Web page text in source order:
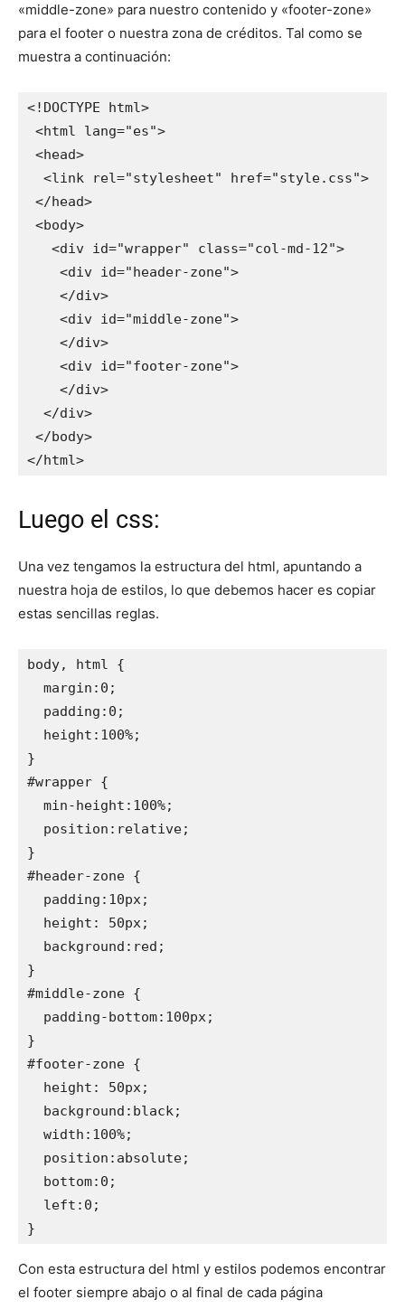
«middle-zone» para nuestro contenido y «footer-zone»
para el footer o nuestra zona de créditos. Tal como se
muestra a continuación:
<!DOCTYPE html>
<html lang="es">
<head>
  <link rel="stylesheet" href="style.css">
</head>
<body>
   <div id="wrapper" class="col-md-12">
    <div id="header-zone">
    </div>
    <div id="middle-zone">
    </div>
    <div id="footer-zone">
    </div>
  </div>
</body>
Luego el css:
Una vez tengamos la estructura del html, apuntando a
nuestra hoja de estilos, lo que debemos hacer es copiar
estas sencillas reglas.
body, html {
  margin:0;
  padding:0;
  height:100%;
}
#wrapper {
  min-height:100%;
  position:relative;
}
#header-zone {
  padding:10px;
  height: 50px;
  background:red;
}
#middle-zone {
  padding-bottom:100px;
}
#footer-zone {
  height: 50px;
  background:black;
  width:100%;
  position:absolute;
  bottom:0;
  left:0;
Con esta estructura del html y estilos podemos encontrar
el footer siempre abajo o al final de cada página